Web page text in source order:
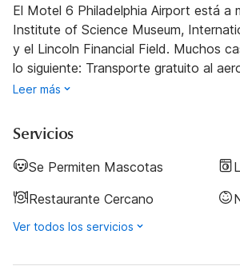
El Motel 6 Philadelphia Airport está a
Institute of Science Museum,
y el Lincoln Financial Field. Muchos
lo siguiente: Transporte gratuito al
Leer más
Servicios
Se Permiten Mascotas
Restaurante Cercano
Ver todos los servicios